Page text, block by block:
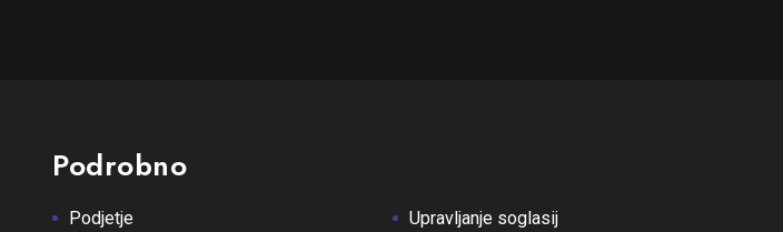
Podrobno
Podjetje Upravljanje soglasij